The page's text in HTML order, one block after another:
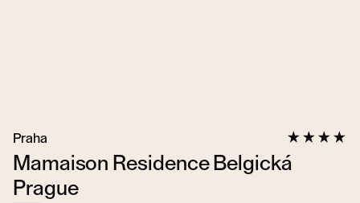
Mamaison Residence Belgická
Prague
Praha